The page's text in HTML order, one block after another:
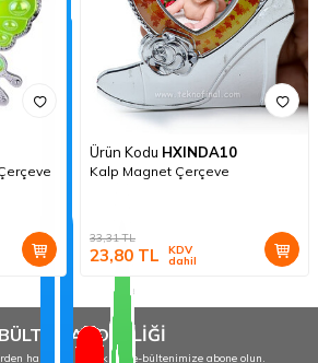
Ürün Kodu HXINDA10
Kalp Magnet Çerçeve
33,31TL
23,80 TL KDV
dahil
ABONELİĞİ
haberdar olmak için e-bültenimize abone olun.